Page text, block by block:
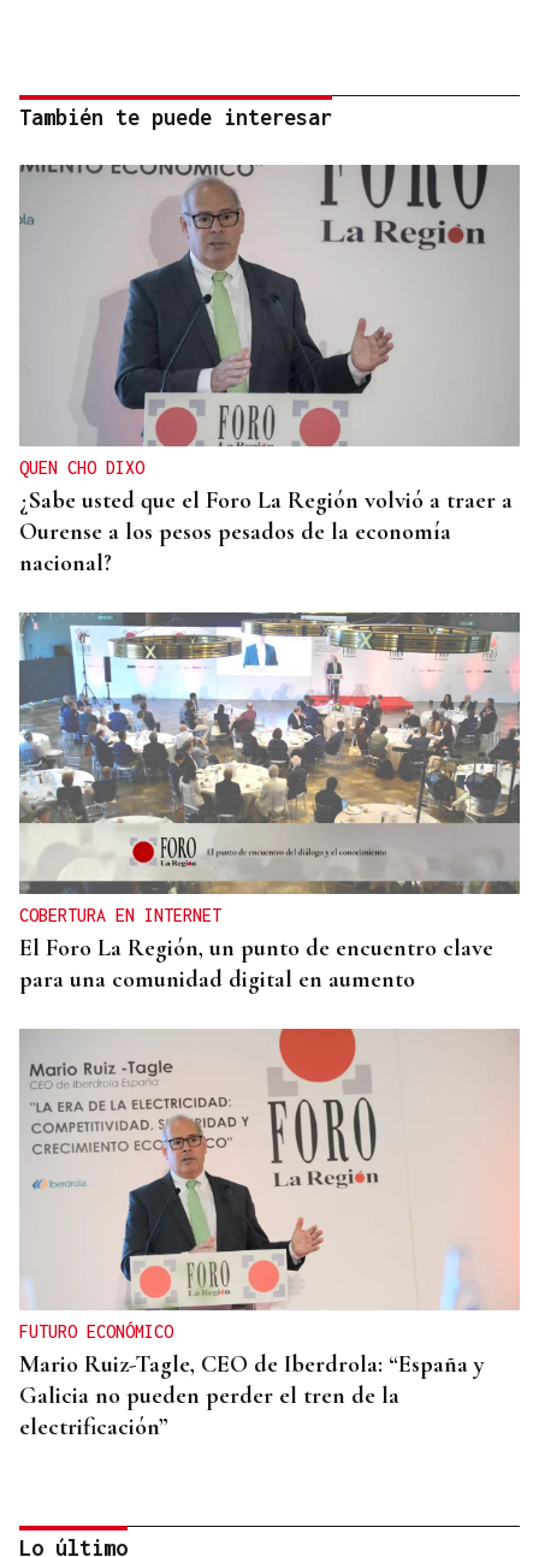
También te puede interesar
QUEN CHO DIXO
¿Sabe usted que el Foro La Región volvió a traer a
Ourense a los pesos pesados de la economía
nacional?
COBERTURA EN INTERNET
El Foro La Región, un punto de encuentro clave
para una comunidad digital en aumento
FUTURO ECONÓMICO
Mario Ruiz-Tagle, CEO de Iberdrola: “España y
Galicia no pueden perder el tren de la
electrificación”
Lo último